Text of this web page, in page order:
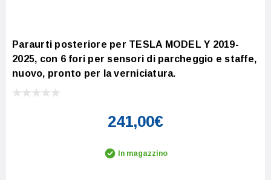
Paraurti posteriore per TESLA MODEL Y 2019-
2025, con 6 fori per sensori di parcheggio e staffe,
nuovo, pronto per la verniciatura.
241,00€
In magazzino